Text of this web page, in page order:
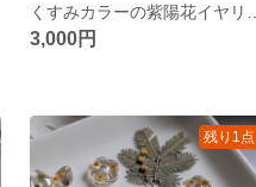
3,000円
残り1点